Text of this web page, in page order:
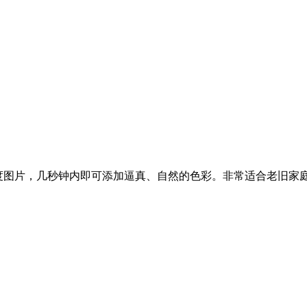
片，几秒钟内即可添加逼真、自然的色彩。非常适合老旧家